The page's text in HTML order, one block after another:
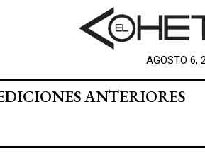
AGOSTO 6,
ANTERIORES